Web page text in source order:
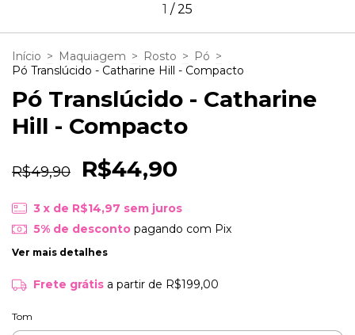
1 /25
Início > Maquiagem > Rosto > Pó >
Pó Translúcido - Catharine Hill - Compacto
Pó Translúcido - Catharine
Hill - Compacto
R$49,90 R$44,90
3 x de R$14,97 sem juros
5% de descontopagando com Pix
Ver mais detalhes
Frete grátis a partir de R$199,00
Tom